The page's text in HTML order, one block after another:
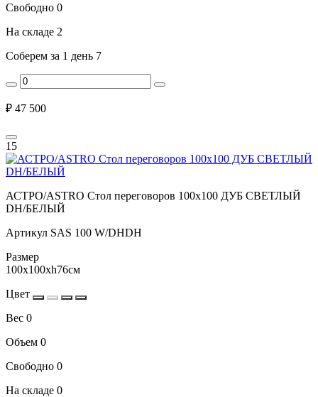
Свободно 0
На складе 2
Соберем за 1 день 7
₽ 47 500
15
АСТРО/ASTRO Стол переговоров 100х100 ДУБ СВЕТЛЫЙ
DH/БЕЛЫЙ
Артикул SAS 100 W/DHDH
Размер
100x100xh76см
Цвет
Вес 0
Объем 0
Свободно 0
На складе 0